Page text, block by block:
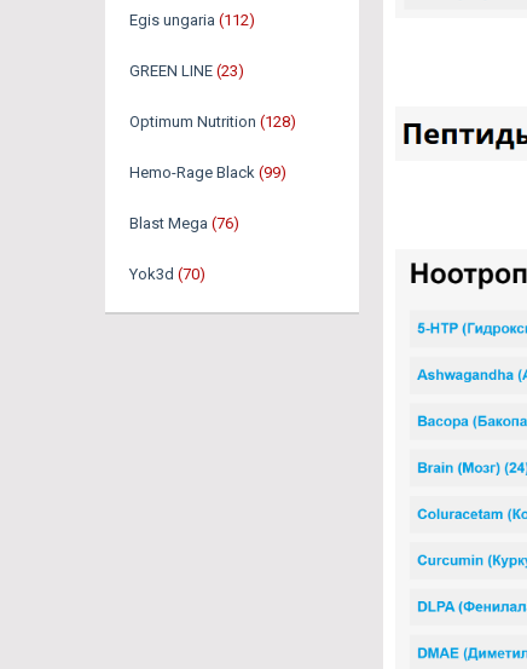
Egis ungaria (112)
GREEN LINE (23)
Optimum Nutrition (128)
Hemo-Rage Black (99)
Blast Mega (76)
Yok3d (70)